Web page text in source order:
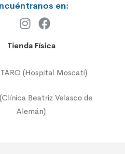
en:
Tienda Física
(Hospital Moscati)
Beatriz Velasco de
Alemán)